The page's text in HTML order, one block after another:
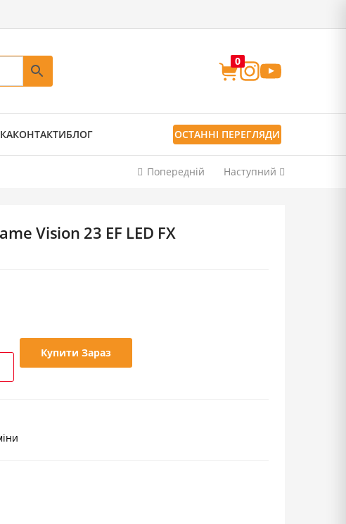
0
КОНТАКТИБЛОГ ОСТАННІ ПЕРЕГЛЯДИ
Попередній Наступний
Vision 23 EF LED FX
Купити Зараз